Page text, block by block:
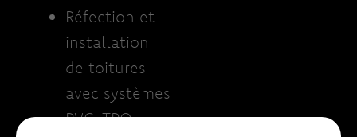
Réfection et
installation
de toitures
avec systèmes
PVC-TPO